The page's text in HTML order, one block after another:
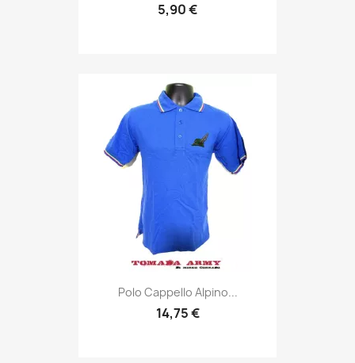
5,90 €
Anteprima
Polo Cappello Alpino...
14,75 €